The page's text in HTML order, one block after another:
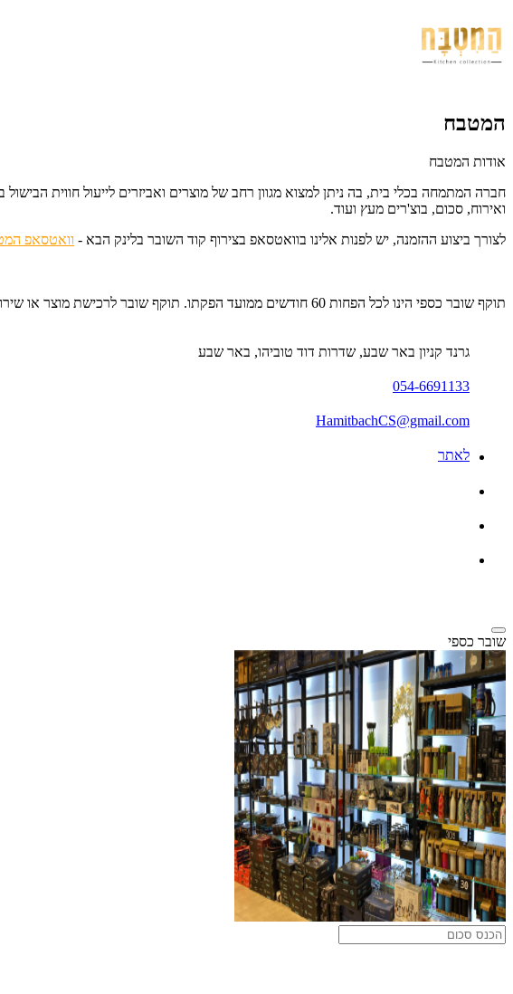
המטבח
אודות המטבח
חברה המתמחה בכלי בית, בה ניתן למצוא מגוון רחב של מוצרים ואביזרים לייעול חווית
ואירוח, סכום, בוצ'רים מעץ ועוד.
לצורך ביצוע ההזמנה, יש לפנות אלינו בוואטסאפ בצירוף קוד השובר בלינק הבא - וואטסאפ
תוקף שובר כספי הינו לכל הפחות 60 חודשים ממועד הפקתו. תוקף שובר לרכישת מוצר או שירות מסויים יהיה לכל הפחות 24 חודשים ממועד הפקתו
גרנד קניון באר שבע, שדרות דוד טוביהו, באר שבע
054-6691133
HamitbachCS@gmail.com
לאתר
שובר כספי